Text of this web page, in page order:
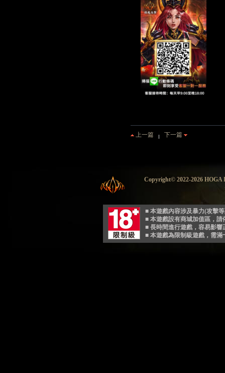
上一篇 下一篇
Copyright© 2022-2026
■ 本遊戲內容涉及暴力(攻擊
■ 本遊戲設有商城加值區，
■ 長時間進行遊戲，容易影
■ 本遊戲為限制級遊戲，需